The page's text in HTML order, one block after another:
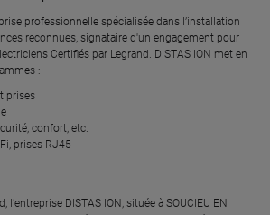
professionnelle spécialisée dans l’installation
reconnues, ​signataire d'un engagement pour
Certifiés par Legrand​. DISTAS ION met en
:
prises
confort, etc.​
prises RJ45​
l’entreprise DISTAS ION, située à SOUCIEU EN